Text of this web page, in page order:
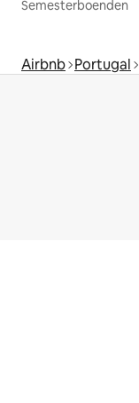
Semesterboenden
Airbnb Portugal